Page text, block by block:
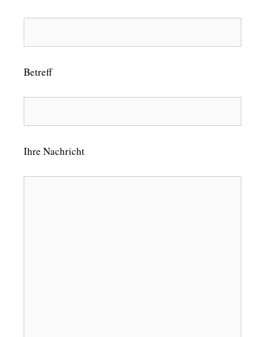
Betreff
Ihre Nachricht